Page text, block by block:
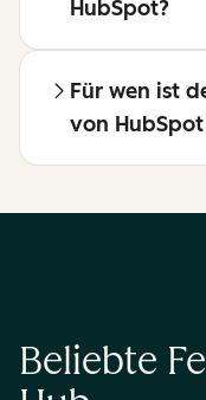
HubSpot?
Für wen ist
von
Beliebte